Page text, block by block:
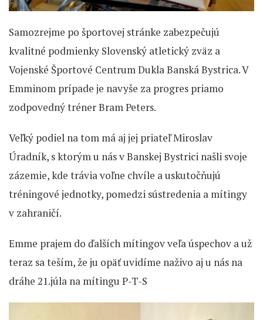
Samozrejme po športovej stránke zabezpečujú
kvalitné podmienky Slovenský atletický zväz a
Vojenské Športové Centrum Dukla Banská Bystrica. V
Emminom prípade je navyše za progres priamo
zodpovedný tréner Bram Peters.
Veľký podiel na tom má aj jej priateľ Miroslav
Úradník, s ktorým u nás v Banskej Bystrici našli svoje
zázemie, kde trávia voľne chvíle a uskutočňujú
tréningové jednotky, pomedzi sústredenia a mítingy
v zahraničí.
Emme prajem do ďalších mítingov veľa úspechov a už
teraz sa teším, že ju opäť uvidíme naživo aj u nás na
dráhe 21.júla na mítingu P-T-S